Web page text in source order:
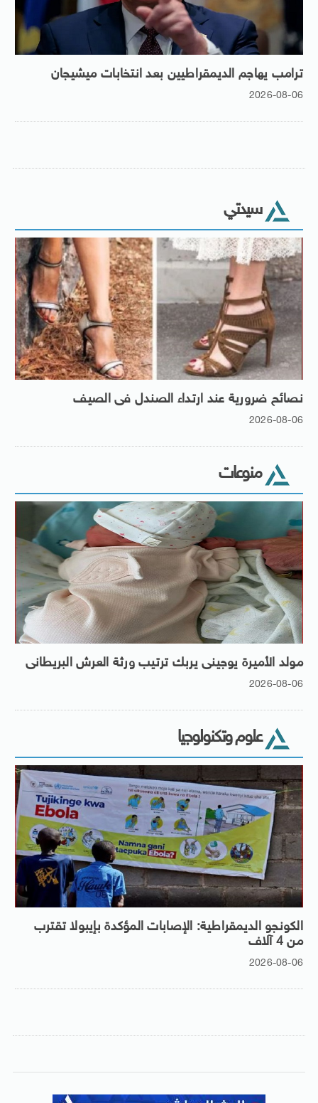
ترامب يهاجم الديمقراطيين بعد انتخابات ميشيجان
2026-08-06
سيدتي
نصائح ضرورية عند ارتداء الصندل فى الصيف
2026-08-06
منوعات
مولد الأميرة يوجينى يربك ترتيب ورثة العرش البريطانى
2026-08-06
علوم وتكنولوجيا
الكونجو الديمقراطية: الإصابات المؤكدة بإيبولا تقترب
من 4 آلاف
2026-08-06